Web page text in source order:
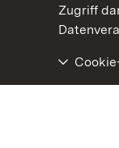
Zugriff